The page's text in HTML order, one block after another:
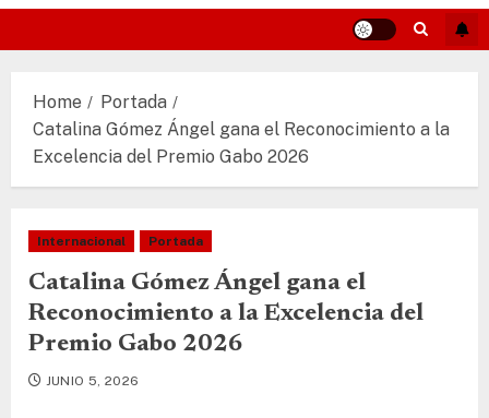
Home
Portada
Catalina Gómez Ángel gana el Reconocimiento a la
Excelencia del Premio Gabo 2026
Internacional Portada
Catalina Gómez Ángel gana el
Reconocimiento a la Excelencia del
Premio Gabo 2026
JUNIO 5, 2026